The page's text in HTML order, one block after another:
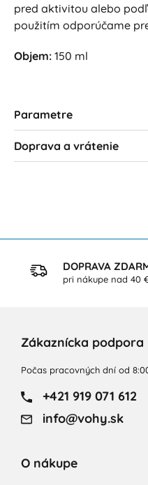
pred aktivitou alebo
použitím odporúčame
Objem:150 ml
Parametre
Doprava a vrátenie
DOPRAVA
pri nákupe nad 40
Zákaznícka podpora
Počas pracovných dní od
+421 919 071 612
info@vohy.sk
O nákupe